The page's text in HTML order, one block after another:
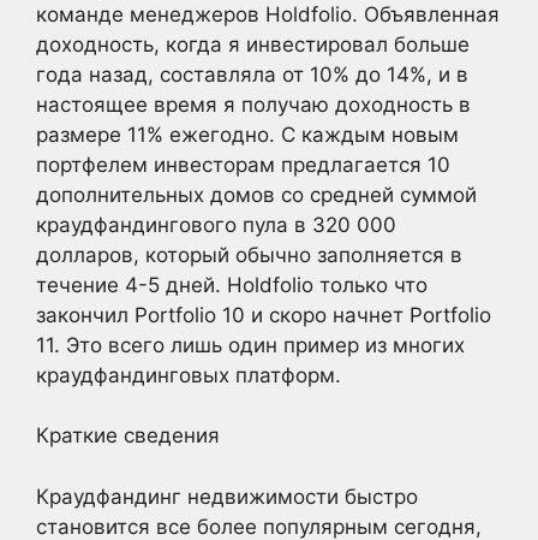
команде менеджеров Holdfolio. Объявленная
доходность, когда я инвестировал больше
года назад, составляла от 10% до 14%, и в
настоящее время я получаю доходность в
размере 11% ежегодно. С каждым новым
портфелем инвесторам предлагается 10
дополнительных домов со средней суммой
краудфандингового пула в 320 000
долларов, который обычно заполняется в
течение 4-5 дней. Holdfolio только что
закончил Portfolio 10 и скоро начнет Portfolio
11. Это всего лишь один пример из многих
краудфандинговых платформ.
Краткие сведения
Краудфандинг недвижимости быстро
становится все более популярным сегодня,